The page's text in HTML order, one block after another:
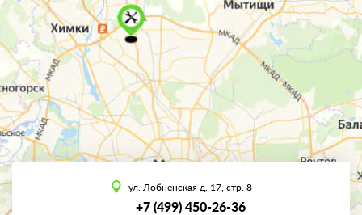
ул. Лобненская д. 17, стр. 8
+7 (499) 450-26-36